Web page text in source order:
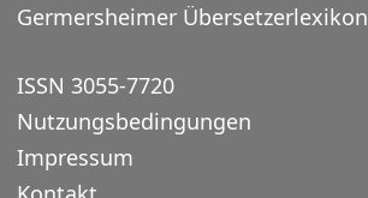
Germersheimer Übersetzerlexikon
ISSN 3055-7720
Nutzungsbedingungen
Impressum